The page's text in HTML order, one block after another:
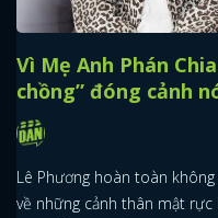
Vì Mẹ Anh Phán
chồng” đóng cảnh
Lê Phương hoàn toàn
về những cảnh thân mật